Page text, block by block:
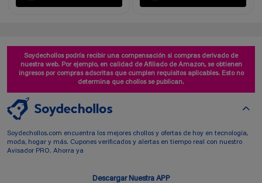
Soydechollos podría recibir una compensación si compras derivado de
nuestra web. Por ejemplo, en calidad de Afiliado de Amazon, se obtienen
ingresos por compras adscritas que cumplen requisitos aplicables. Esto no
determina que chollos se publican.
Soydechollos.com encuentra los mejores chollos y ofertas de hoy en tecnología,
moda, hogar y más. Cupones verificados y alertas en tiempo real con nuestro
Avisador PRO. Ahorra ya
Descargar Nuestra APP